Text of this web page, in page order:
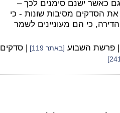
כאשר ישנם סימנים לכך –
את הסדקים מסיבות שונות - כי
כי הם מעוניינים לשמר
| פרשת השבוע [באתר 119] | סדקים